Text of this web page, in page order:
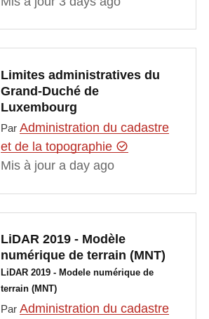
Limites administratives du
Grand-Duché de
Luxembourg
Par Administration du cadastre
et de la topographie
Mis à jour a day ago
LiDAR 2019 - Modèle
numérique de terrain (MNT)
LiDAR 2019 - Modele numérique de
terrain (MNT)
Par Administration du cadastre